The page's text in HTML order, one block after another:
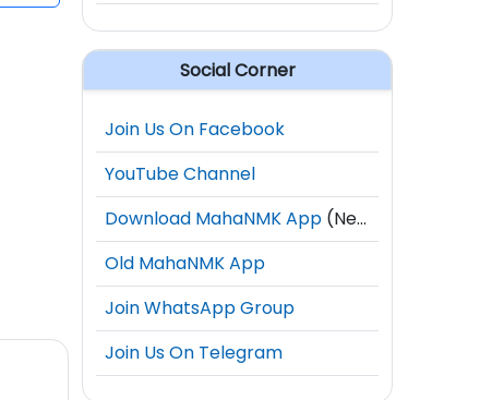
Social Corner
Join Us On Facebook
YouTube Channel
Download MahaNMK App (New)
Old MahaNMK App
Join WhatsApp Group
Join Us On Telegram